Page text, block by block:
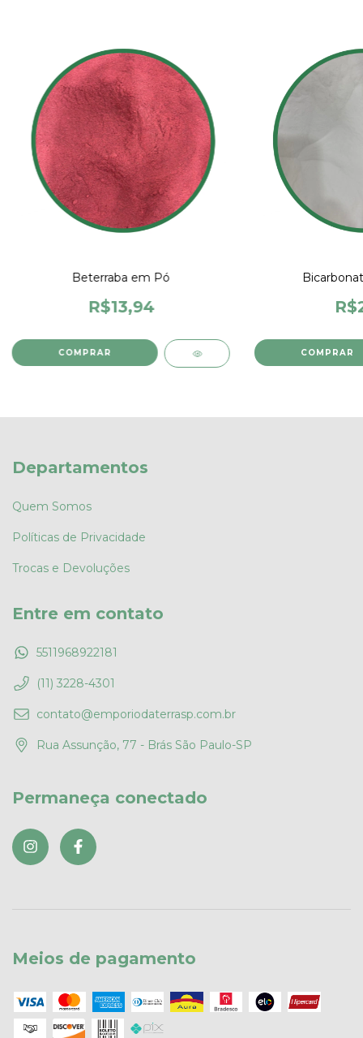
Beterraba em Pó
R$13,94
COMPRAR COMPRAR
Departamentos
Quem Somos
Políticas de Privacidade
Trocas e Devoluções
Entre em contato
5511968922181
(11) 3228-4301
contato@emporiodaterrasp.com.br
Rua Assunção, 77 - Brás São Paulo-SP
Permaneça conectado
Meios de pagamento